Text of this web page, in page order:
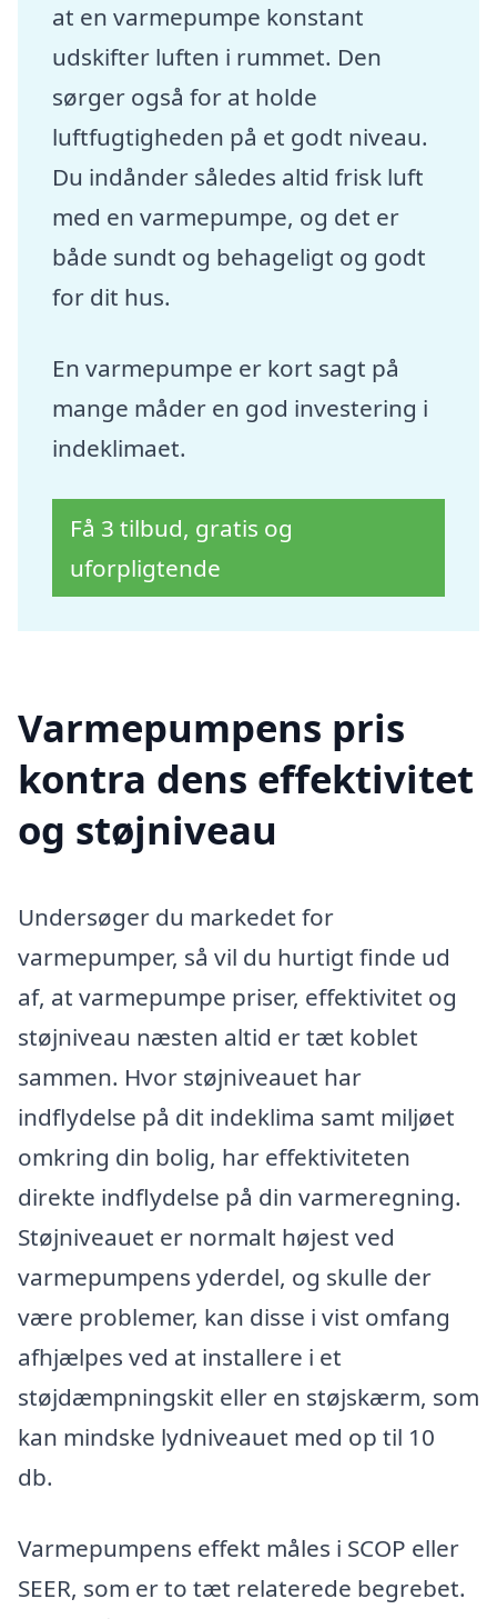
at en varmepumpe konstant
udskifter luften i rummet. Den
sørger også for at holde
luftfugtigheden på et godt niveau.
Du indånder således altid frisk luft
med en varmepumpe, og det er
både sundt og behageligt og godt
for dit hus.
En varmepumpe er kort sagt på
mange måder en god investering i
indeklimaet.
Få 3 tilbud, gratis og
uforpligtende
Varmepumpens pris
kontra dens effektivitet
og støjniveau
Undersøger du markedet for
varmepumper, så vil du hurtigt finde ud
af, at varmepumpe priser, effektivitet og
støjniveau næsten altid er tæt koblet
sammen. Hvor støjniveauet har
indflydelse på dit indeklima samt miljøet
omkring din bolig, har effektiviteten
direkte indflydelse på din varmeregning.
Støjniveauet er normalt højest ved
varmepumpens yderdel, og skulle der
være problemer, kan disse i vist omfang
afhjælpes ved at installere i et
støjdæmpningskit eller en støjskærm, som
kan mindske lydniveauet med op til 10
db.
Varmepumpens effekt måles i SCOP eller
SEER, som er to tæt relaterede begrebet.